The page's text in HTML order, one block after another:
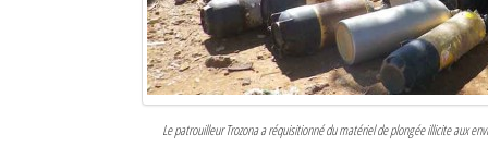
Le patrouilleur Trozona a réquisitionné du matériel de plongée illicite aux